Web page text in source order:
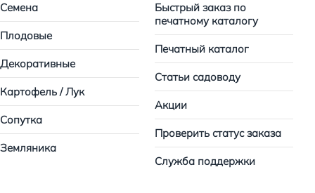
Семена
Плодовые
Декоративные
Картофель / Лук
Сопутка
Земляника
Быстрый заказ по
печатному каталогу
Печатный каталог
Статьи садоводу
Акции
Проверить статус заказа
Служба поддержки